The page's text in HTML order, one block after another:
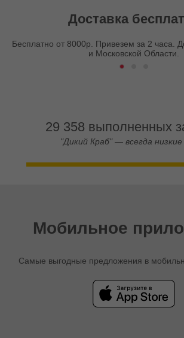
Доставка
Бесплатно от 8000р. Привезем за 2 часа.
и Московской Области.
29 358 выполненных
"Дикий Краб" — всегда
Мобильное
Самые выгодные предложения в